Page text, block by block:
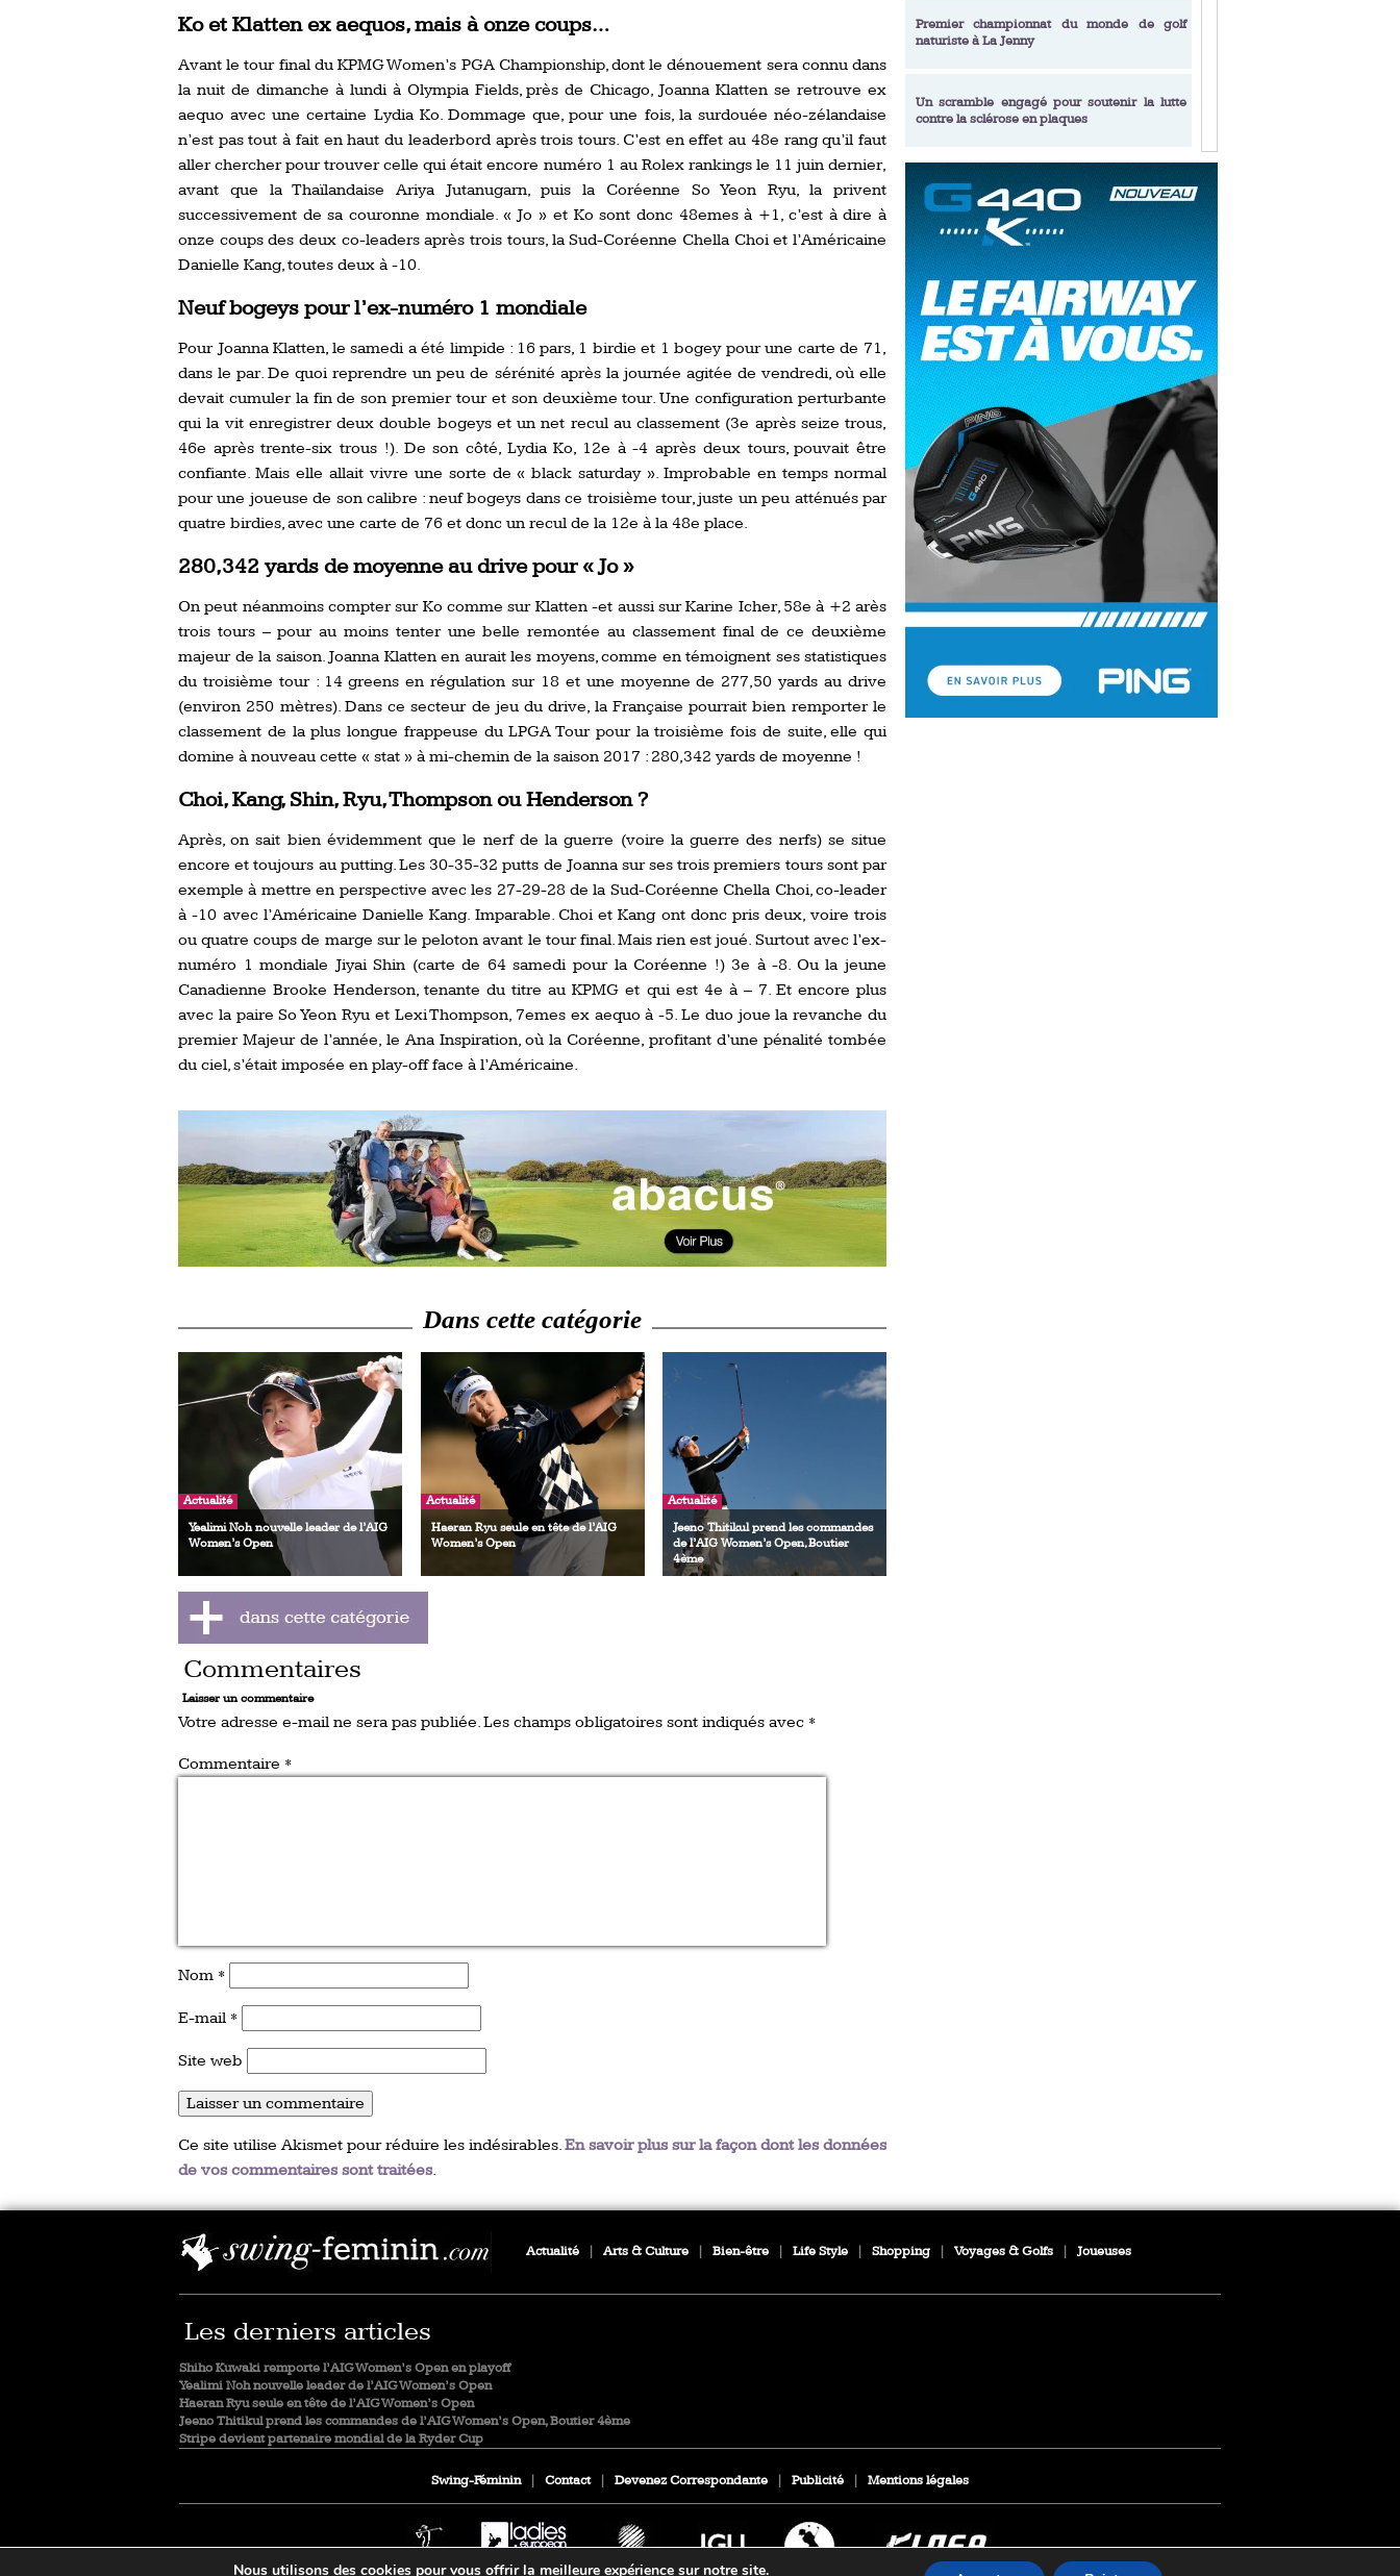
Ko et Klatten ex aequos, mais à onze coups…
Avant le tour final du KPMG Women’s PGA Championship, dont le dénouement sera connu dans
la nuit de dimanche à lundi à Olympia Fields, près de Chicago, Joanna Klatten se retrouve ex
aequo avec une certaine Lydia Ko. Dommage que, pour une fois, la surdouée néo-zélandaise
n’est pas tout à fait en haut du leaderbord après trois tours. C’est en effet au 48e rang qu’il faut
aller chercher pour trouver celle qui était encore numéro 1 au Rolex rankings le 11 juin dernier,
avant que la Thaïlandaise Ariya Jutanugarn, puis la Coréenne So Yeon Ryu, la privent
successivement de sa couronne mondiale. « Jo » et Ko sont donc 48emes à +1, c’est à dire à
onze coups des deux co-leaders après trois tours, la Sud-Coréenne Chella Choi et l’Américaine
Danielle Kang, toutes deux à -10.
Neuf bogeys pour l’ex-numéro 1 mondiale
Pour Joanna Klatten, le samedi a été limpide : 16 pars, 1 birdie et 1 bogey pour une carte de 71,
dans le par. De quoi reprendre un peu de sérénité après la journée agitée de vendredi, où elle
devait cumuler la fin de son premier tour et son deuxième tour. Une configuration perturbante
qui la vit enregistrer deux double bogeys et un net recul au classement (3e après seize trous,
46e après trente-six trous !). De son côté, Lydia Ko, 12e à -4 après deux tours, pouvait être
confiante. Mais elle allait vivre une sorte de « black saturday ». Improbable en temps normal
pour une joueuse de son calibre : neuf bogeys dans ce troisième tour, juste un peu atténués par
quatre birdies, avec une carte de 76 et donc un recul de la 12e à la 48e place.
280,342 yards de moyenne au drive pour « Jo »
On peut néanmoins compter sur Ko comme sur Klatten -et aussi sur Karine Icher, 58e à +2 arès
trois tours – pour au moins tenter une belle remontée au classement final de ce deuxième
majeur de la saison. Joanna Klatten en aurait les moyens, comme en témoignent ses statistiques
du troisième tour : 14 greens en régulation sur 18 et une moyenne de 277,50 yards au drive
(environ 250 mètres). Dans ce secteur de jeu du drive, la Française pourrait bien remporter le
classement de la plus longue frappeuse du LPGA Tour pour la troisième fois de suite, elle qui
domine à nouveau cette « stat » à mi-chemin de la saison 2017 : 280,342 yards de moyenne !
Choi, Kang, Shin, Ryu, Thompson ou Henderson ?
Après, on sait bien évidemment que le nerf de la guerre (voire la guerre des nerfs) se situe
encore et toujours au putting. Les 30-35-32 putts de Joanna sur ses trois premiers tours sont par
exemple à mettre en perspective avec les 27-29-28 de la Sud-Coréenne Chella Choi, co-leader
à -10 avec l’Américaine Danielle Kang. Imparable. Choi et Kang ont donc pris deux, voire trois
ou quatre coups de marge sur le peloton avant le tour final. Mais rien est joué. Surtout avec l’ex-
numéro 1 mondiale Jiyai Shin (carte de 64 samedi pour la Coréenne !) 3e à -8. Ou la jeune
Canadienne Brooke Henderson, tenante du titre au KPMG et qui est 4e à – 7. Et encore plus
avec la paire So Yeon Ryu et Lexi Thompson, 7emes ex aequo à -5. Le duo joue la revanche du
premier Majeur de l’année, le Ana Inspiration, où la Coréenne, profitant d’une pénalité tombée
du ciel, s’était imposée en play-off face à l’Américaine.
Dans cette catégorie
Actualité
Yealimi Noh nouvelle leader de l’AIG
Women’s Open
Actualité
Haeran Ryu seule en tête de l’AIG
Women’s Open
Actualité
Jeeno Thitikul prend les commandes
de l’AIG Women’s Open, Boutier
4ème
Commentaires
Laisser un commentaire
Votre adresse e-mail ne sera pas publiée.Les champs obligatoires sont indiqués avec *
Commentaire *
Nom *
E-mail *
Site web
Ce site utilise Akismet pour réduire les indésirables.En savoir plus sur la façon dont les données
de vos commentaires sont traitées.
Ladies Pro-Am VSD : les premières
Académie Golf Barrière Julien Xanthopoulos,
Amundi Evian Championship, de nouvelles
expériences immersives
Tiger Woods se retire du Genesis Invitational
Evian Resort Golf Club : Saison 2 du
Programme Performance
Premier championnat du monde de golf
naturiste à La Jenny
Un scramble engagé pour soutenir la lutte
contre la sclérose en plaques
Resonance Golf Collection : Lacoste Golf
Series & Trophée Écologie, deux circuits
amateurs en 10 étapes
Royal Air Maroc Golf & Padel Cup : le nouvel
event sport et networking
LPGA Tour 2026 : une saison record pour le
golf féminin
Ladies European Tour 2026 : une saison
historique sur cinq continents
Debout en Bouts prolonge la Fashion Week à
Roland-Garros
Chypre
Actualité Arts & Culture Bien-être Life Style Shopping Voyages & Golfs Joueuses
Les derniers articles
Shiho Kuwaki remporte l’AIG Women’s Open en playoff
Yealimi Noh nouvelle leader de l’AIG Women’s Open
Haeran Ryu seule en tête de l’AIG Women’s Open
Jeeno Thitikul prend les commandes de l’AIG Women’s Open, Boutier 4ème
Stripe devient partenaire mondial de la Ryder Cup
Swing-Féminin Contact Devenez Correspondante Publicité Mentions légales
Nous utilisons des cookies pour vous offrir la meilleure expérience sur notre site.